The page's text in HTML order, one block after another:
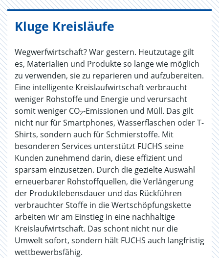
Kluge Kreisläufe
Wegwerfwirtschaft? War gestern. Heutzutage gilt
es, Materialien und Produkte so lange wie möglich
zu verwenden, sie zu reparieren und aufzubereiten.
Eine intelligente Kreislaufwirtschaft verbraucht
weniger Rohstoffe und Energie und verursacht
somit weniger CO2-Emissionen und Müll. Das gilt
nicht nur für Smartphones, Wasserflaschen oder T-
Shirts, sondern auch für Schmierstoffe. Mit
besonderen Services unterstützt FUCHS seine
Kunden zunehmend darin, diese effizient und
sparsam einzusetzen. Durch die gezielte Auswahl
erneuerbarer Rohstoffquellen, die Verlängerung
der Produktlebensdauer und das Rückführen
verbrauchter Stoffe in die Wertschöpfungskette
arbeiten wir am Einstieg in eine nachhaltige
Kreislaufwirtschaft. Das schont nicht nur die
Umwelt sofort, sondern hält FUCHS auch langfristig
wettbewerbsfähig.